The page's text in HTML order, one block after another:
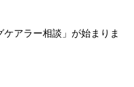
アラー相談」が始まりま